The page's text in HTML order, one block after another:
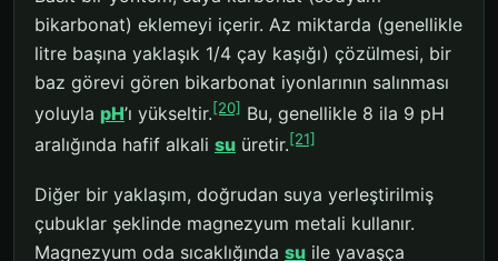
bikarbonat) eklemeyi içerir. Az miktarda (genellikle
litre başına yaklaşık 1/4 çay kaşığı) çözülmesi, bir
baz görevi gören bikarbonat iyonlarının salınması
yoluyla pH’ı yükseltir.[20] Bu, genellikle 8 ila 9 pH
aralığında hafif alkali su üretir.[21]
Diğer bir yaklaşım, doğrudan suya yerleştirilmiş
çubuklar şeklinde magnezyum metali kullanır.
Magnezyum oda sıcaklığında su ile yavaşça